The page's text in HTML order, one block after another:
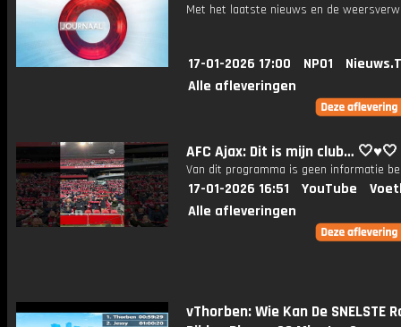
Met het laatste nieuws en de
17-01-2026 17:00 NPO1
Alle afleveringen
AFC Ajax: Dit is mijn club… 🤍♥️🤍
Van dit programma is geen informatie
17-01-2026 16:51 YouTube
Alle afleveringen
vThorben: Wie Kan De SNELSTE